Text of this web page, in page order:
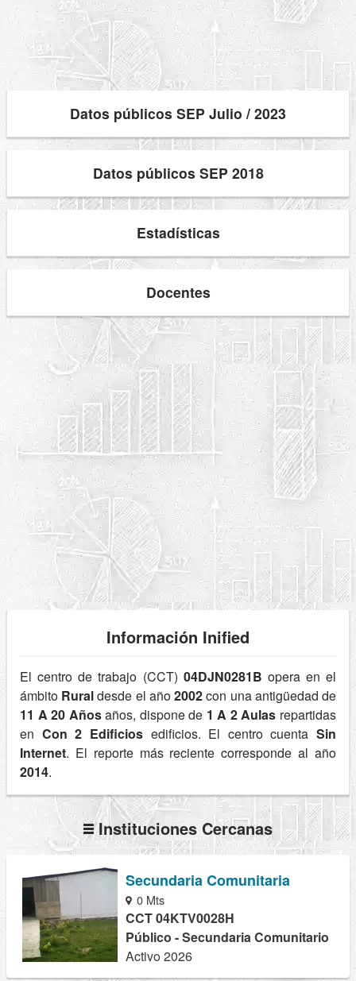
Datos públicos SEP Julio / 2023
Datos públicos SEP 2018
Estadísticas
Docentes
Información Inified
El centro de trabajo (CCT) 04DJN0281B opera en el
ámbito Ruraldesde el año2002con una antigüedad de
11 A 20 Añosaños, dispone de 1 A 2 Aulas repartidas
en Con 2 Edificiosedificios. El centro cuenta Sin
Internet. El reporte más reciente corresponde al año
2014.
Instituciones Cercanas
Secundaria Comunitaria
0 Mts
CCT 04KTV0028H
Público - Secundaria Comunitario
Activo 2026